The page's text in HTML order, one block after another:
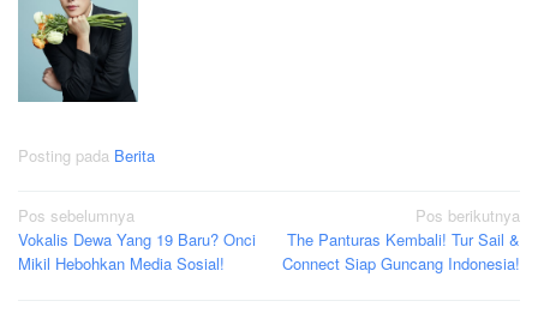
Posting pada Berita
Navigasi
pos
Pos sebelumnya
Vokalis Dewa Yang 19 Baru? Onci
Mikil Hebohkan Media Sosial!
Pos berikutnya
The Panturas Kembali! Tur Sail &
Connect Siap Guncang Indonesia!